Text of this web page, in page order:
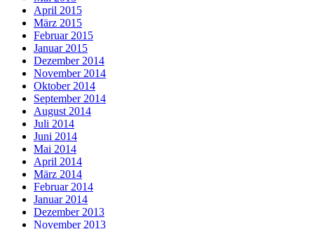
April 2015
März 2015
Februar 2015
Januar 2015
Dezember 2014
November 2014
Oktober 2014
September 2014
August 2014
Juli 2014
Juni 2014
Mai 2014
April 2014
März 2014
Februar 2014
Januar 2014
Dezember 2013
November 2013